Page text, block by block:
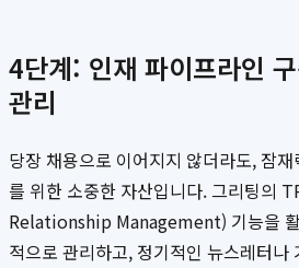
4단계: 인재 파이프라인
관리
당장 채용으로 이어지지 않더라도, 잠
를 위한 소중한 자산입니다. 그리팅의
Relationship Management) 기능을
적으로 관리하고, 정기적인 뉴스레터나